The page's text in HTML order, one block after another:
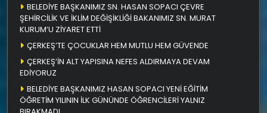
BELEDİYE BAŞKANIMIZ SN. HASAN SOPACI ÇEVRE
ŞEHİRCİLİK VE İKLİM DEĞİŞİKLİĞİ BAKANIMIZ SN. MURAT
KURUM’U ZİYARET ETTİ
ÇERKEŞ’TE ÇOCUKLAR HEM MUTLU HEM GÜVENDE
ÇERKEŞ’İN ALT YAPISINA NEFES ALDIRMAYA DEVAM
EDİYORUZ
BELEDİYE BAŞKANIMIZ HASAN SOPACI YENİ EĞİTİM
ÖĞRETİM YILININ İLK GÜNÜNDE ÖĞRENCİLERİ YALNIZ